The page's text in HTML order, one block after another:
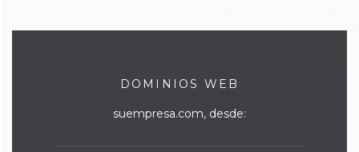
DOMINIOS WEB
suempresa.com, desde: